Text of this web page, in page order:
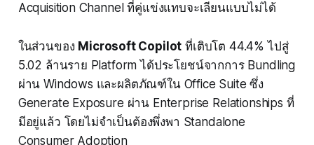
Acquisition Channel ที่คู่แข่งแทบจะเลียนแบบไม่ได้
ในส่วนของ Microsoft Copilot ที่เติบโต 44.4% ไปสู่
5.02 ล้านราย Platform ได้ประโยชน์จากการ Bundling
ผ่าน Windows และผลิตภัณฑ์ใน Office Suite ซึ่ง
Generate Exposure ผ่าน Enterprise Relationships ที่
มีอยู่แล้ว โดยไม่จำเป็นต้องพึ่งพา Standalone
Consumer Adoption